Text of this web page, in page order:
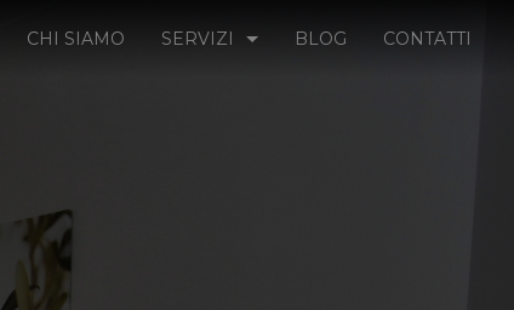
CHI SIAMO SERVIZI BLOG CONTATTI